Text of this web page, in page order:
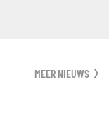
MEER NIEUWS